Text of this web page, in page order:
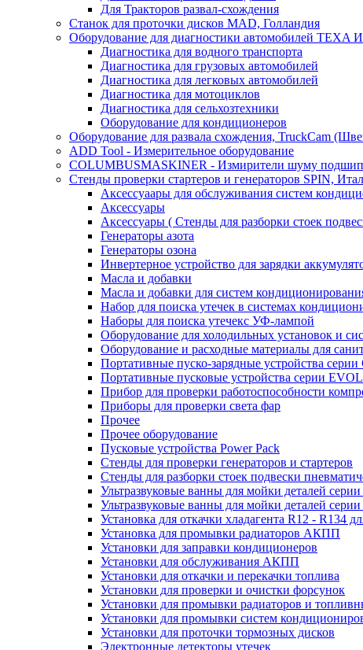
Для Тракторов развал-схождения
Станок для проточки дисков MAD, Голландия
Оборудование для диагностики автомобилей TEXA
Диагностика для водного транспорта
Диагностика для грузовых автомобилей
Диагностика для легковых автомобилей
Диагностика для мотоциклов
Диагностика для сельхозтехники
Оборудование для кондиционеров
Оборудование для развала схождения, TruckCam
ADD Tool - Измерительное оборудование
COLUMBUSMASKINER - Измирители шуму
Стенды проверки стартеров и генераторов SPIN,
Аксессуаары для обслуживания систем
Аксессуары
Аксессуары ( Стенды для разборки стоек
Генераторы азота
Генераторы озона
Инвертерное устройство для зарядки
Масла и добавки
Масла и добавки для систем
Набор для поиска утечек в системах
Наборы для поиска утечекс УФ-лампой
Оборудование для холодильных установок и
Оборудование и расходные материалы для
Портативные пуско-зарядные устройства
Портативные пусковые устройства серии
Прибор для проверки работоспособности
Приборы для проверки света фар
Прочее
Прочее оборудование
Пусковые устройства Power Pack
Стенды для проверки генераторов и стартеров
Стенды для разборки стоек подвески
Ультразвуковые ванны для мойки деталей
Ультразвуковые ванны для мойки деталей
Установка для откачки хладагента R12 - R134
Установка для промывки радиаторов АКПП
Установки для заправки кондиционеров
Установки для обслуживания АКПП
Установки для откачки и перекачки топлива
Установки для проверки и очистки форсунок
Установки для промывки радиаторов и
Установки для промывки систем
Установки для проточки тормозных дисков
Электронные детекторы утечек